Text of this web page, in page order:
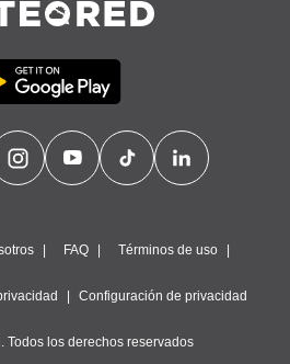
FAQ Términos de uso
Configuración de privacidad
Todos los derechos reservados